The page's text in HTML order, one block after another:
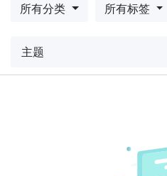
所有分类 所有标签
主题